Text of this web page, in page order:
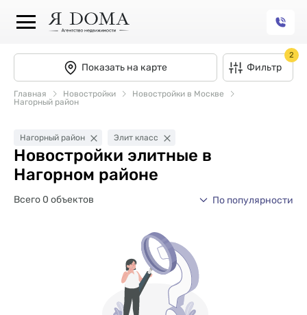
Показать на карте Фильтр
2
Главная Новостройки
Новостройки в Москве
Нагорный район
Нагорный район Элит класс
Новостройки элитные в
Нагорном районе
Всего 0 объектов По популярности